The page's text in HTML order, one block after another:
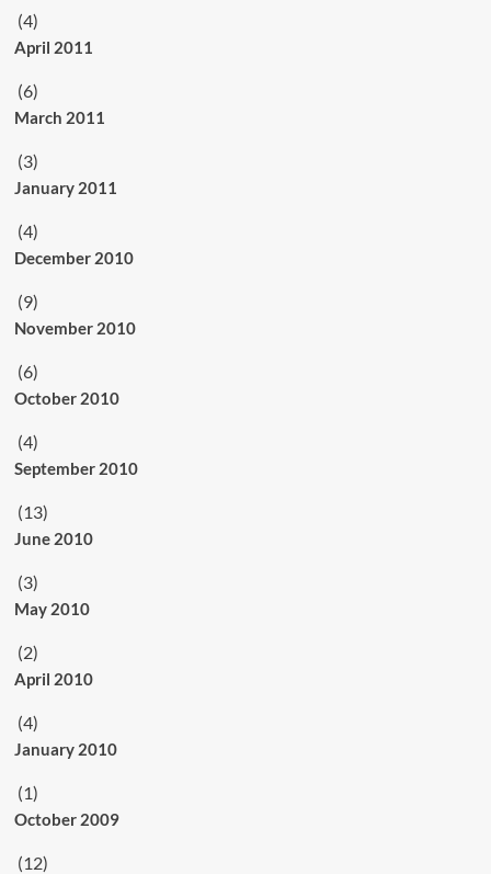
(4)
April 2011
(6)
March 2011
(3)
January 2011
(4)
December 2010
(9)
November 2010
(6)
October 2010
(4)
September 2010
(13)
June 2010
(3)
May 2010
(2)
April 2010
(4)
January 2010
(1)
October 2009
(12)